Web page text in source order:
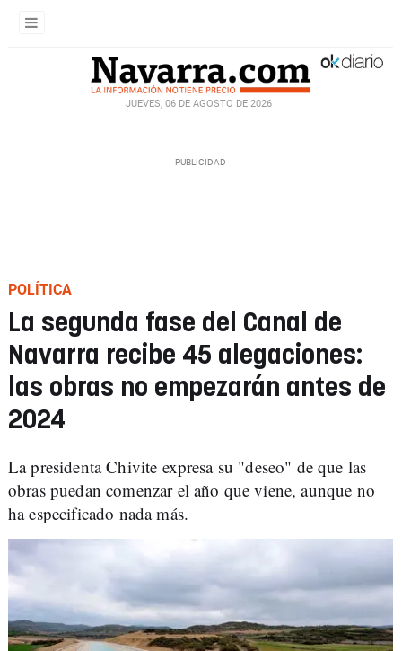
JUEVES, 06 DE AGOSTO DE 2026
POLÍTICA
La segunda fase del Canal de
Navarra recibe 45 alegaciones:
las obras no empezarán antes de
2024
La presidenta Chivite expresa su "deseo" de que las
obras puedan comenzar el año que viene, aunque no
ha especificado nada más.